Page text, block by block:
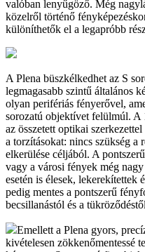
valóban lenyűgöző. Még
közelről történő
különíthetők el a legapróbb
A Plena büszkélkedhet az S
legmagasabb szintű általános
olyan perifériás fényerővel,
sorozatú objektívet felülmúl. A
az összetett optikai
a torzításokat: nincs szükség a
elkerülése céljából. A
vagy a városi fények még
esetén is élesek, lekerekítettek
pedig mentes a pontszerű
becsillanástól és a
Emellett a Plena gyors,
kivételesen zökkenőmentessé